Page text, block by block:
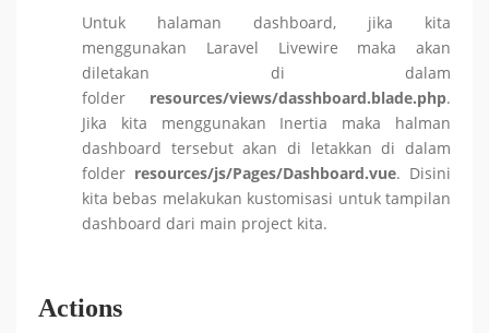
Untuk halaman dashboard, jika kita
menggunakan Laravel Livewire maka akan
diletakan di dalam
folder resources/views/dasshboard.blade.php.
Jika kita menggunakan Inertia maka halman
dashboard tersebut akan di letakkan di dalam
folder resources/js/Pages/Dashboard.vue. Disini
kita bebas melakukan kustomisasi untuk tampilan
dashboard dari main project kita.
Actions